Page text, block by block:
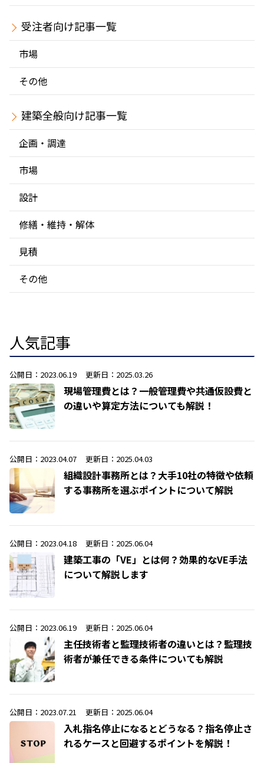
受注者
市場
その他
建築全般
企画・調達
市場
設計
修繕・維持・解体
見積
その他
人気記事
公開日：2023.06.19 更新日：2025.03.26
現場管理費とは？一般管理費や共通仮設費と
の違いや算定方法についても解説！
公開日：2023.04.07 更新日：2025.04.03
組織設計事務所とは？大手10社の特徴や依頼
する事務所を選ぶポイントについて解説
公開日：2023.04.18 更新日：2025.06.04
建築工事の「VE」とは何？効果的なVE手法
について解説します
公開日：2023.06.19 更新日：2025.06.04
主任技術者と監理技術者の違いとは？監理技
術者が兼任できる条件についても解説
公開日：2023.07.21 更新日：2025.06.04
入札指名停止になるとどうなる？指名停止さ
れるケースと回避するポイントを解説！